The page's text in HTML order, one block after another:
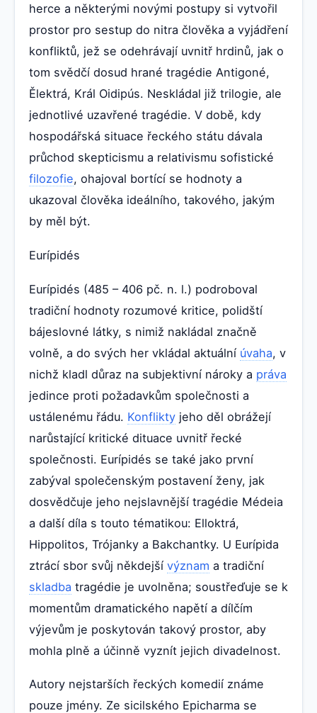
herce a některými novými postupy si vytvořil
prostor pro sestup do nitra člověka a vyjádření
konfliktů, jež se odehrávají uvnitř hrdinů, jak o
tom svědčí dosud hrané tragédie Antigoné,
Ělektrá, Král Oidipús. Neskládal již trilogie, ale
jednotlivé uzavřené tragédie. V době, kdy
hospodářská situace řeckého státu dávala
průchod skepticismu a relativismu sofistické
filozofie, ohajoval bortící se hodnoty a
ukazoval člověka ideálního, takového, jakým
by měl být.
Eurípidés
Eurípidés (485 – 406 pč. n. l.) podroboval
tradiční hodnoty rozumové kritice, polidští
bájeslovné látky, s nimiž nakládal značně
volně, a do svých her vkládal aktuální úvaha, v
nichž kladl důraz na subjektivní nároky a práva
jedince proti požadavkům společnosti a
ustálenému řádu. Konflikty jeho děl obrážejí
narůstající kritické dituace uvnitř řecké
společnosti. Eurípidés se také jako první
zabýval společenským postavení ženy, jak
dosvědčuje jeho nejslavnější tragédie Médeia
a další díla s touto tématikou: Elloktrá,
Hippolitos, Trójanky a Bakchantky. U Eurípida
ztrácí sbor svůj někdejší význam a tradiční
skladba tragédie je uvolněna; soustřeďuje se k
momentům dramatického napětí a dílčím
výjevům je poskytován takový prostor, aby
mohla plně a účinně vyznít jejich divadelnost.
Autory nejstarších řeckých komedií známe
pouze jmény. Ze sicilského Epicharma se